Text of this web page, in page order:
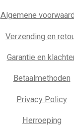
Algemene
Verzending en
Garantie en
Betaalmethoden
Privacy Policy
Herroeping